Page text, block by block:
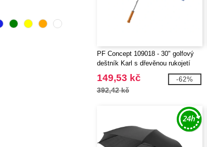
PF Concept 109018 - 30" golfový
deštník Karl s dřevěnou rukojetí
149,53 kč
392,42 kč
-62%